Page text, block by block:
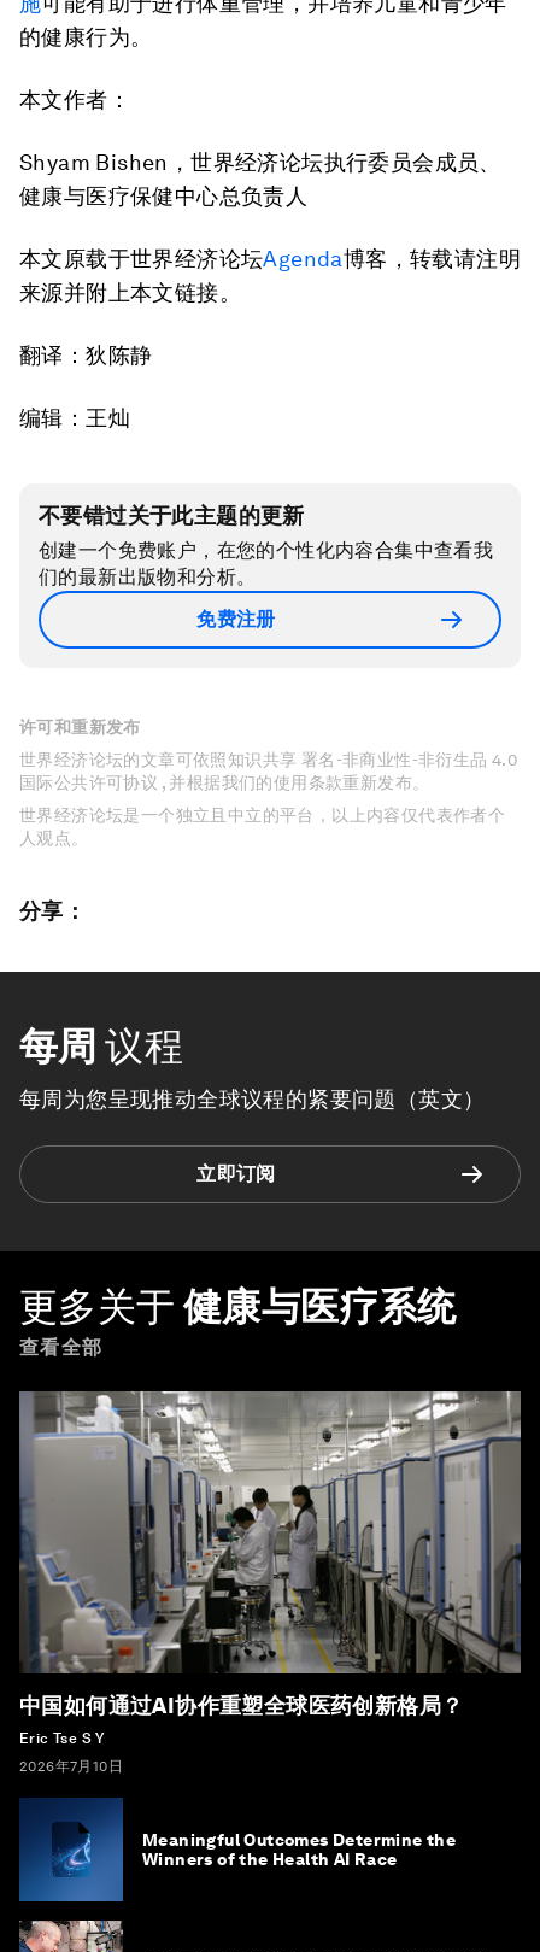
的健康行为。
本文作者：
Shyam Bishen，世界经济论坛执行委员会成员、
健康与医疗保健中心总负责人
本文原载于世界经济论坛Agenda博客，转载请注明
来源并附上本文链接。
翻译：狄陈静
编辑：王灿
不要错过关于此主题的更新
创建一个免费账户，在您的个性化内容合集中查看我
们的最新出版物和分析。
免费注册
许可和重新发布
世界经济论坛的文章可依照知识共享 署名-非商业性-非衍生品 4.0
国际公共许可协议 , 并根据我们的使用条款重新发布。
世界经济论坛是一个独立且中立的平台，以上内容仅代表作者个
人观点。
分享：
每周 议程
每周为您呈现推动全球议程的紧要问题（英文）
立即订阅
更多关于 健康与医疗系统
查看全部
中国如何通过AI协作重塑全球医药创新格局？
Eric Tse S Y
2026年7月10日
Meaningful Outcomes Determine the
Winners of the Health AI Race